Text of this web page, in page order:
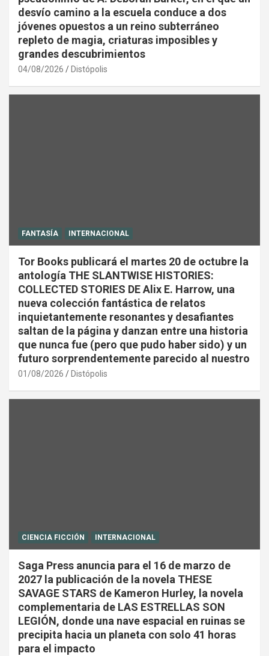
desvío camino a la escuela conduce a dos
jóvenes opuestos a un reino subterráneo
repleto de magia, criaturas imposibles y
grandes descubrimientos
04/08/2026 Distópolis
FANTASÍA INTERNACIONAL
Tor Books publicará el martes 20 de octubre la
antología THE SLANTWISE HISTORIES:
COLLECTED STORIES DE Alix E. Harrow, una
nueva colección fantástica de relatos
inquietantemente resonantes y desafiantes
saltan de la página y danzan entre una historia
que nunca fue (pero que pudo haber sido) y un
futuro sorprendentemente parecido al nuestro
01/08/2026 Distópolis
CIENCIA FICCIÓN INTERNACIONAL
Saga Press anuncia para el 16 de marzo de
2027 la publicación de la novela THESE
SAVAGE STARS de Kameron Hurley, la novela
complementaria de LAS ESTRELLAS SON
LEGIÓN, donde una nave espacial en ruinas se
precipita hacia un planeta con solo 41 horas
para el impacto